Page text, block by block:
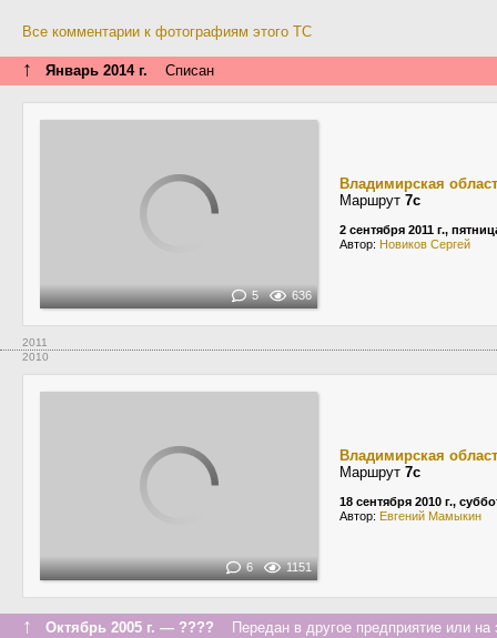
Все комментарии к фотографиям этого ТС
↑ Январь 2014 г. Списан
5 636
Владимирская
Маршрут 7с
2 сентября 2011 г.,
Автор: Новиков Сергей
2011
2010
6 1151
Владимирская
Маршрут 7с
18 сентября 2010 г.,
Автор: Евгений Мамыкин
↑ Октябрь 2005 г. — ???? Передан в другое предприятие или на